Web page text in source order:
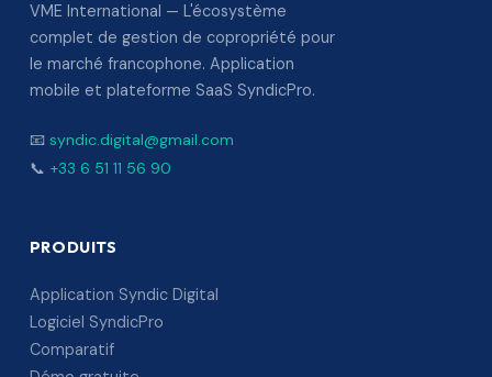
VME International — L'écosystème
complet de gestion de copropriété pour
le marché francophone. Application
mobile et plateforme SaaS SyndicPro.
📧 syndic.digital@gmail.com
📞 +33 6 51 11 56 90
PRODUITS
Application Syndic Digital
Logiciel SyndicPro
Comparatif